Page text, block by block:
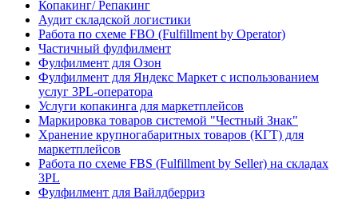
Копакинг/ Репакинг
Аудит складской логистики
Работа по схеме FBO (Fulfillment by Operator)
Частичный фулфилмент
Фулфилмент для Озон
Фулфилмент для Яндекс Маркет с использованием
услуг 3PL-оператора
Услуги копакинга для маркетплейсов
Маркировка товаров системой "Честный Знак"
Хранение крупногабаритных товаров (КГТ) для
маркетплейсов
Работа по схеме FBS (Fulfillment by Seller) на складах
3PL
Фулфилмент для Вайлдберриз